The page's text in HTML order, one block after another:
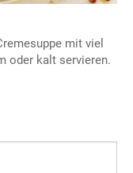
mit viel
oder kalt servieren.